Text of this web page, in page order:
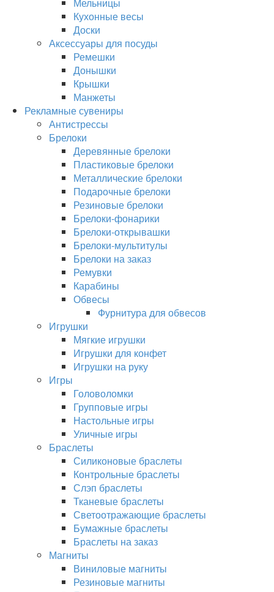
Кухонные весы
Доски
Аксессуары для посуды
Ремешки
Донышки
Крышки
Манжеты
Рекламные сувениры
Антистрессы
Брелоки
Деревянные брелоки
Пластиковые брелоки
Металлические брелоки
Подарочные брелоки
Резиновые брелоки
Брелоки-фонарики
Брелоки-открывашки
Брелоки-мультитулы
Брелоки на заказ
Ремувки
Карабины
Обвесы
Фурнитура для обвесов
Игрушки
Мягкие игрушки
Игрушки для конфет
Игрушки на руку
Игры
Головоломки
Групповые игры
Настольные игры
Уличные игры
Браслеты
Силиконовые браслеты
Контрольные браслеты
Слэп браслеты
Тканевые браслеты
Светоотражающие браслеты
Бумажные браслеты
Браслеты на заказ
Магниты
Виниловые магниты
Резиновые магниты